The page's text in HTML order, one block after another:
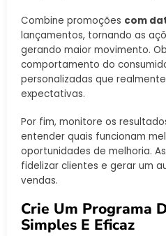
Combine promoções com
lançamentos, tornando as
gerando maior movimento.
comportamento do
personalizadas que
expectativas.
Por fim, monitore os
entender quais funcionam
oportunidades de melhoria.
fidelizar clientes e gerar um
vendas.
Crie Um Programa
Simples E Eficaz